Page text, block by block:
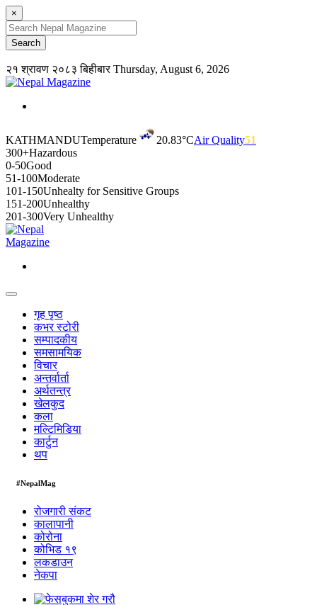
×
२१ श्रावण २०८३ बिहीबारThursday, August 6, 2026
KATHMANDUTemperature 20.83°CAir Quality51
300+Hazardous
0-50Good
51-100Moderate
101-150Unhealty for Sensitive Groups
151-200Unhealthy
201-300Very Unhealthy
गृह पृष्ठ
कभर स्टोरी
सम्पादकीय
समसामयिक
विचार
अन्तर्वार्ता
अर्थतन्त्र
खेलकुद
कला
मल्टिमिडिया
कार्टुन
थप
#NepalMag
रोजगारी संकट
कालापानी
कोरोना
कोभिड १९
लकडाउन
नेकपा